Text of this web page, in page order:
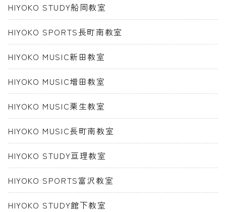
HIYOKO STUDY船岡教室
HIYOKO SPORTS長町南教室
HIYOKO MUSIC新田教室
HIYOKO MUSIC増田教室
HIYOKO MUSIC栗生教室
HIYOKO MUSIC長町南教室
HIYOKO STUDY亘理教室
HIYOKO SPORTS富沢教室
HIYOKO STUDY館下教室